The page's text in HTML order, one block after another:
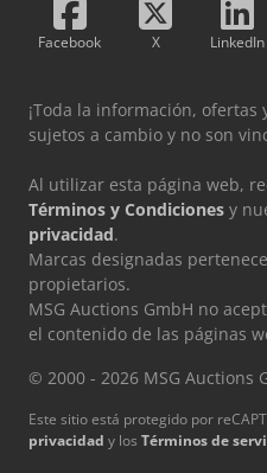
Facebook X LinkedIn
¡Toda la información,
sujetos a cambio y no son
Al utilizar esta página web,
Términos y Condiciones y
privacidad.
Marcas designadas
propietarios.
MSG Auctions GmbH no
el contenido de las páginas
© 2000 - 2026 MSG Auctions
Este sitio está protegido por
privacidad y los Términos de